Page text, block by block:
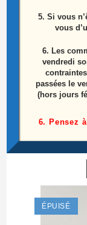
Bouton
ÉPUISÉ
5. Si vous
vous
6. Les
vendredi
passées le
(hors jours
6. Pensez